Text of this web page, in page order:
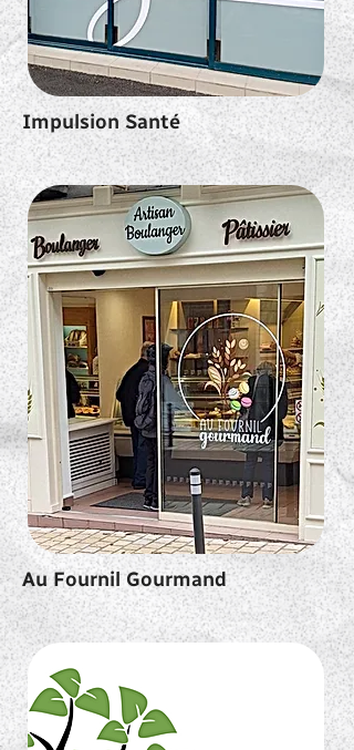
Impulsion Santé
Au Fournil Gourmand